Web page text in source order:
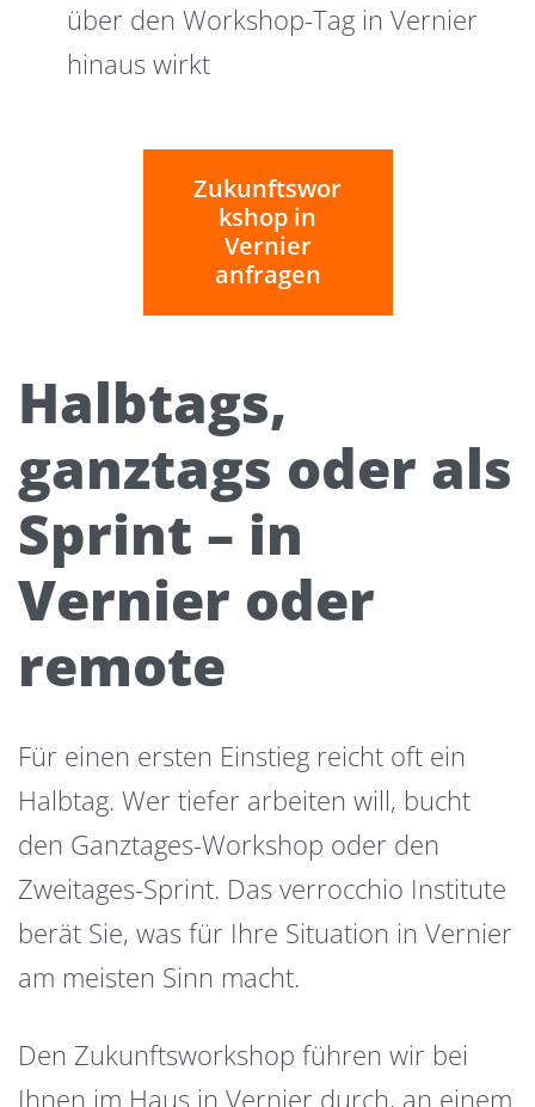
über den Workshop-Tag in Vernier
hinaus wirkt
Zukunftswor
kshop in
Vernier
anfragen
Halbtags,
ganztags oder als
Sprint – in
Vernier oder
remote
Für einen ersten Einstieg reicht oft ein
Halbtag. Wer tiefer arbeiten will, bucht
den Ganztages-Workshop oder den
Zweitages-Sprint. Das verrocchio Institute
berät Sie, was für Ihre Situation in Vernier
am meisten Sinn macht.
Den Zukunftsworkshop führen wir bei
Ihnen im Haus in Vernier durch, an einem